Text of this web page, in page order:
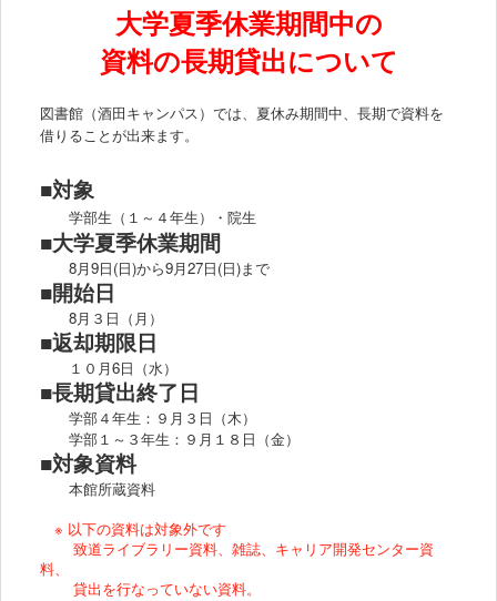
大学夏季休業期間中の
資料の長期貸出について
図書館（酒田キャンパス）では、夏休み期間中、長期で資料を
借りることが出来ます。
■対象
学部生（１～４年生）・院生
■大学夏季休業期間
8月9日(日)から9月27日(日)まで
■開始日
8月３日（月）
■返却期限日
１０月6日（水）
■長期貸出終了日
学部４年生：９月３日（木）
学部１～３年生：９月１８日（金）
■対象資料
本館所蔵資料
※ 以下の資料は対象外です
致道ライブラリー資料、雑誌、キャリア開発センター資
料、
貸出を行なっていない資料。